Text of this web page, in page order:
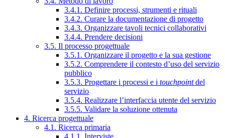
3.4.1. Definire processi, strumenti e rituali
3.4.2. Curare la documentazione di progetto
3.4.3. Organizzare tavoli tecnici collaborativi
3.4.4. Prendere decisioni
3.5. Il processo progettuale
3.5.1. Organizzare il progetto e la sua gestione
3.5.2. Comprendere il contesto d’uso del servizio
pubblico
3.5.3. Progettare i processi e i touchpointdel
servizio
3.5.4. Realizzare l’interfaccia utente del servizio
3.5.5. Validare la soluzione ottenuta
4. Ricerca progettuale
4.1. Ricerca primaria
4.1.1. Interviste